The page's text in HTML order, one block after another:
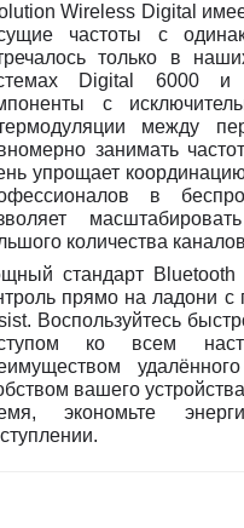
Wireless Digital
частоты с
только в
Digital 6000 и
с
между
занимать
упрощает
в
количества
стандарт
прямо на ладони
Воспользуйтесь
ко всем
вашего
экономьте